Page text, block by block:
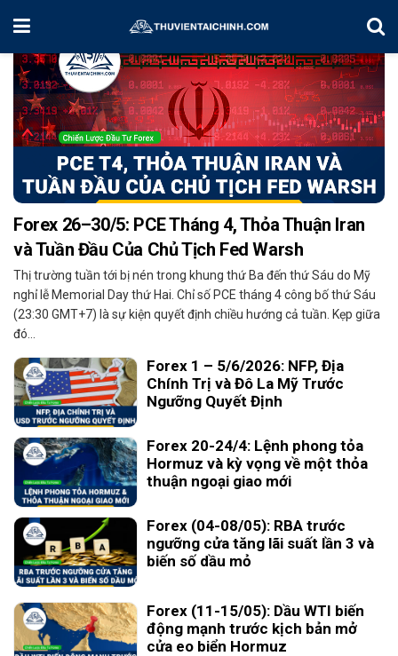
Forex 26–30/5: PCE Tháng 4, Thỏa Thuận Iran
và Tuần Đầu Của Chủ Tịch Fed Warsh
Thị trường tuần tới bị nén trong khung thứ Ba đến thứ Sáu do Mỹ
nghỉ lễ Memorial Day thứ Hai. Chỉ số PCE tháng 4 công bố thứ Sáu
(23:30 GMT+7) là sự kiện quyết định chiều hướng cả tuần. Kẹp giữa
đó...
Forex 1 – 5/6/2026: NFP, Địa
Chính Trị và Đô La Mỹ Trước
Ngưỡng Quyết Định
Forex 20-24/4: Lệnh phong tỏa
Hormuz và kỳ vọng về một thỏa
thuận ngoại giao mới
Forex (04-08/05): RBA trước
ngưỡng cửa tăng lãi suất lần 3 và
biến số dầu mỏ
Forex (11-15/05): Dầu WTI biến
động mạnh trước kịch bản mở
cửa eo biển Hormuz